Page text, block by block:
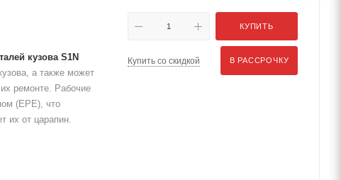
кузова S1N
а также может
ремонте. Рабочие
(EPE), что
их от царапин.
КУПИТЬ
Купить со скидкой В РАССРОЧКУ